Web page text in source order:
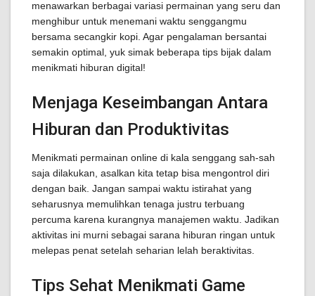
menawarkan berbagai variasi permainan yang seru dan
menghibur untuk menemani waktu senggangmu
bersama secangkir kopi. Agar pengalaman bersantai
semakin optimal, yuk simak beberapa tips bijak dalam
menikmati hiburan digital!
Menjaga Keseimbangan Antara
Hiburan dan Produktivitas
Menikmati permainan online di kala senggang sah-sah
saja dilakukan, asalkan kita tetap bisa mengontrol diri
dengan baik. Jangan sampai waktu istirahat yang
seharusnya memulihkan tenaga justru terbuang
percuma karena kurangnya manajemen waktu. Jadikan
aktivitas ini murni sebagai sarana hiburan ringan untuk
melepas penat setelah seharian lelah beraktivitas.
Tips Sehat Menikmati Game